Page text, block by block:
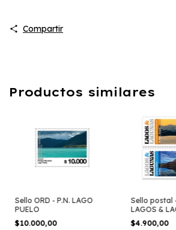
Compartir
Productos similares
Sello ORD - P.N. LAGO
PUELO
$10.000,00
Sello postal
LAGOS &
$4.900,00